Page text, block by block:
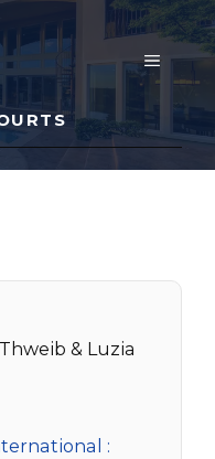
MENU
& Luzia
: